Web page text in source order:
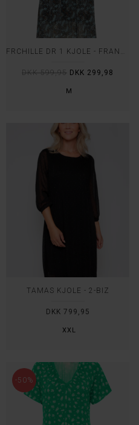
M
FRCHILLE DR 1 KJOLE - FRANSA
DKK 599,95 DKK 299,98
XXL
TAMAS KJOLE - 2-BIZ
DKK 799,95
-50%